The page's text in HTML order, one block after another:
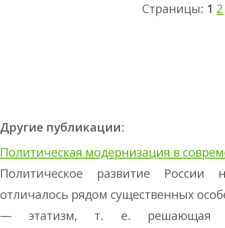
Страницы: 1 2
Другие публикации:
Политическая модернизация в
Политическое развитие России
отличалось рядом существенных
— этатизм, т. е. решающая